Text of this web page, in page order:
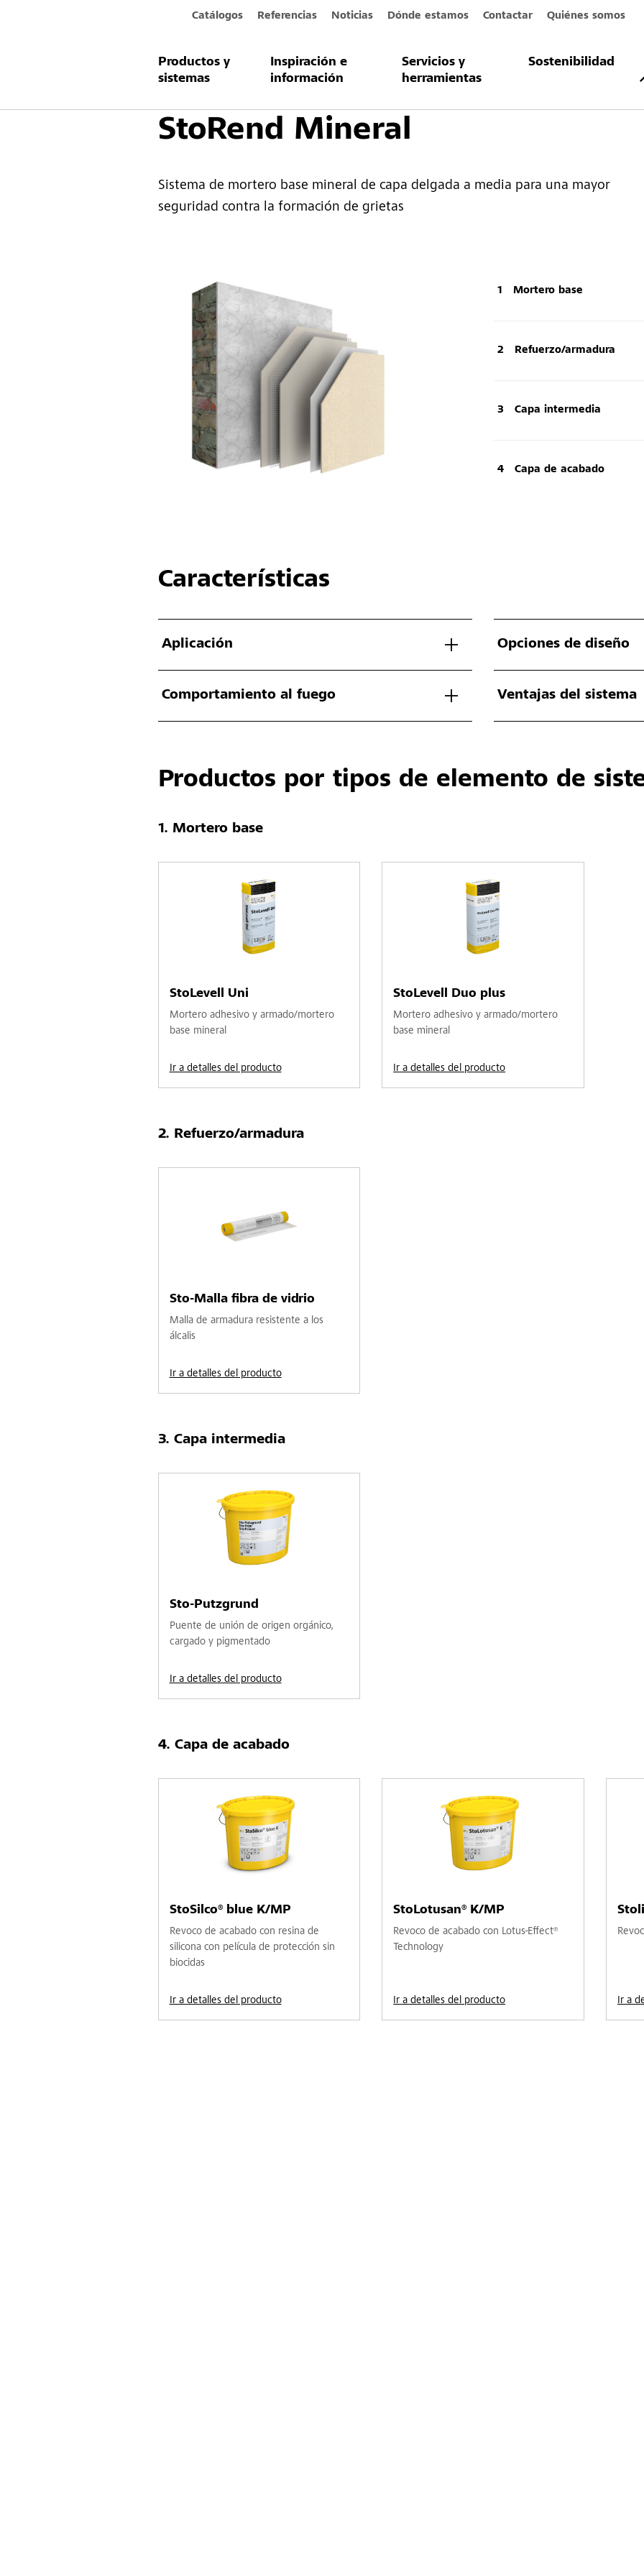
Catálogos Referencias Noticias Dónde estamos Contactar Quiénes somos
Productos y
sistemas
Inspiración e
información
Servicios y
herramientas
Sostenibilidad
Productos y sistemas Fachada Sistema de revoco StoRend Mineral
StoRend Mineral
Sistema de mortero base mineral de capa delgada a media para una mayor
seguridad contra la formación de grietas
Mortero base
Refuerzo/armadura
Capa intermedia
Capa de acabado
Características
Aplicación
Comportamiento al fuego
Opciones de diseño
Ventajas del sistema
Productos por tipos de elemento de
Mortero base
StoLevell Uni
Mortero adhesivo y armado/mortero
base mineral
Ir a detalles del producto
StoLevell Duo plus
Mortero adhesivo y armado/mortero
base mineral
Ir a detalles del producto
Refuerzo/armadura
Sto-Malla fibra de vidrio
Malla de armadura resistente a los
álcalis
Ir a detalles del producto
Capa intermedia
Sto-Putzgrund
Puente de unión de origen orgánico,
cargado y pigmentado
Ir a detalles del producto
Capa de acabado
StoSilco® blue K/MP
Revoco de acabado con resina de
silicona con película de protección sin
biocidas
Ir a detalles del producto
StoLotusan® K/MP
Revoco de acabado con Lotus-Effect®
Technology
Ir a detalles del producto Ir a